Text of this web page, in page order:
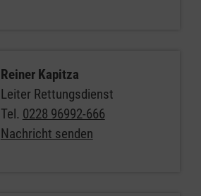
Reiner Kapitza
Leiter Rettungsdienst
Tel. 0228 96992-666
Nachricht senden